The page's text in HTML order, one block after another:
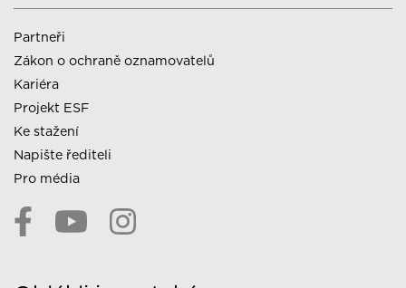
Partneři
Zákon o ochraně oznamovatelů
Kariéra
Projekt ESF
Ke stažení
Napište řediteli
Pro média